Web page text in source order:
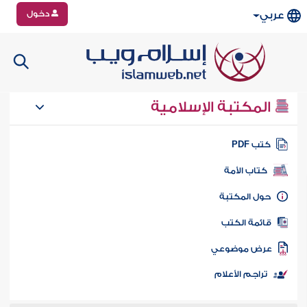
عربي دخول
المكتبة الإسلامية
كتب PDF
كتاب الأمة
المكتبة
الكتب
موضوعي